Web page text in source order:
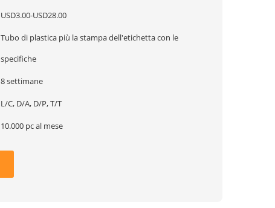
USD3.00-USD28.00
Tubo di plastica più la stampa dell'etichetta con le
specifiche
8 settimane
L/C, D/A, D/P, T/T
10.000 pc al mese